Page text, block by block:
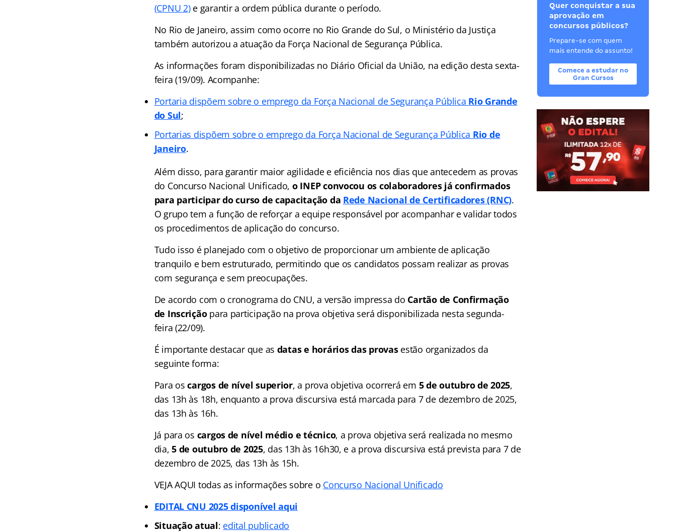
(CPNU 2)e garantir a ordem pública durante o período.
No Rio de Janeiro, assim como ocorre no Rio Grande do Sul, o Ministério da Justiça
também autorizou a atuação da Força Nacional de Segurança Pública.
As informações foram disponibilizadas no Diário Oficial da União, na edição desta sexta-
feira (19/09). Acompanhe:
Portaria dispõem sobre o emprego da Força Nacional de Segurança Pública Rio Grande
do Sul;
Portarias dispõem sobre o emprego da Força Nacional de Segurança Pública Rio de
Janeiro.
Além disso, para garantir maior agilidade e eficiência nos dias que antecedem as provas
do Concurso Nacional Unificado, o INEP convocou os colaboradores já confirmados
para participar do curso de capacitação da Rede Nacional de Certificadores (RNC).
O grupo tem a função de reforçar a equipe responsável por acompanhar e validar todos
os procedimentos de aplicação do concurso.
Tudo isso é planejado com o objetivo de proporcionar um ambiente de aplicação
tranquilo e bem estruturado, permitindo que os candidatos possam realizar as provas
com segurança e sem preocupações.
De acordo com o cronograma do CNU, a versão impressa do Cartão de Confirmação
de Inscrição para participação na prova objetiva será disponibilizada nesta segunda-
feira (22/09).
É importante destacar que as datas e horários das provasestão organizados da
seguinte forma:
Para oscargos de nível superior, a prova objetiva ocorrerá em 5 de outubro de 2025,
das 13h às 18h, enquanto a prova discursiva está marcada para 7 de dezembro de 2025,
das 13h às 16h.
Já para os cargos de nível médio e técnico, a prova objetiva será realizada no mesmo
dia,5 de outubro de 2025, das 13h às 16h30, e a prova discursiva está prevista para 7 de
dezembro de 2025, das 13h às 15h.
VEJA AQUI todas as informações sobre o Concurso Nacional Unificado
EDITAL CNU 2025 disponível aqui
Situação atual: edital publicado
Quer conquistar a sua
aprovação em
concursos públicos?
Prepare-se com quem
mais entende do assunto!
Comece a estudar no
Gran Cursos